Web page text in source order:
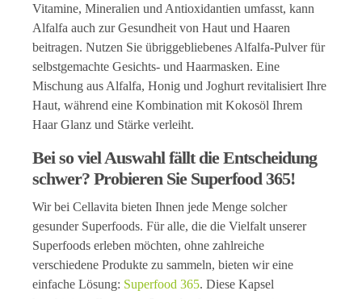
Vitamine, Mineralien und Antioxidantien umfasst, kann
Alfalfa auch zur Gesundheit von Haut und Haaren
beitragen. Nutzen Sie übriggebliebenes Alfalfa-Pulver für
selbstgemachte Gesichts- und Haarmasken. Eine
Mischung aus Alfalfa, Honig und Joghurt revitalisiert Ihre
Haut, während eine Kombination mit Kokosöl Ihrem
Haar Glanz und Stärke verleiht.
Bei so viel Auswahl fällt die Entscheidung
schwer? Probieren Sie Superfood 365!
Wir bei Cellavita bieten Ihnen jede Menge solcher
gesunder Superfoods. Für alle, die die Vielfalt unserer
Superfoods erleben möchten, ohne zahlreiche
verschiedene Produkte zu sammeln, bieten wir eine
einfache Lösung: Superfood 365. Diese Kapsel